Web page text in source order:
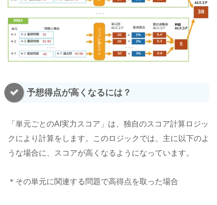
予想得点が高くなるには？
「単元ごとのAI実力スコア」は、独自のスコア計算ロジッ
クにより計算をします。このロジックでは、主に以下のよ
うな場合に、スコアが高くなるようになっています。
＊その単元に関連する問題で高得点を取った場合